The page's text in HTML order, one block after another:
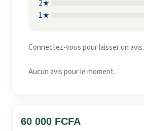
2★
1★
Connectez-vous pour laisser un avis.
Aucun avis pour le moment.
60 000 FCFA